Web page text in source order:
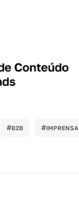
#B2B #IMPRENSA